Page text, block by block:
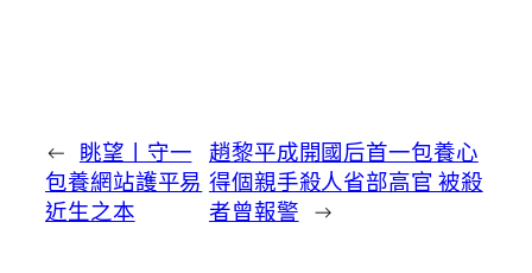
← 眺望丨守一
包養網站護平易
近生之本
趙黎平成開國后首一包養心
得個親手殺人省部高官 被殺
者曾報警 →